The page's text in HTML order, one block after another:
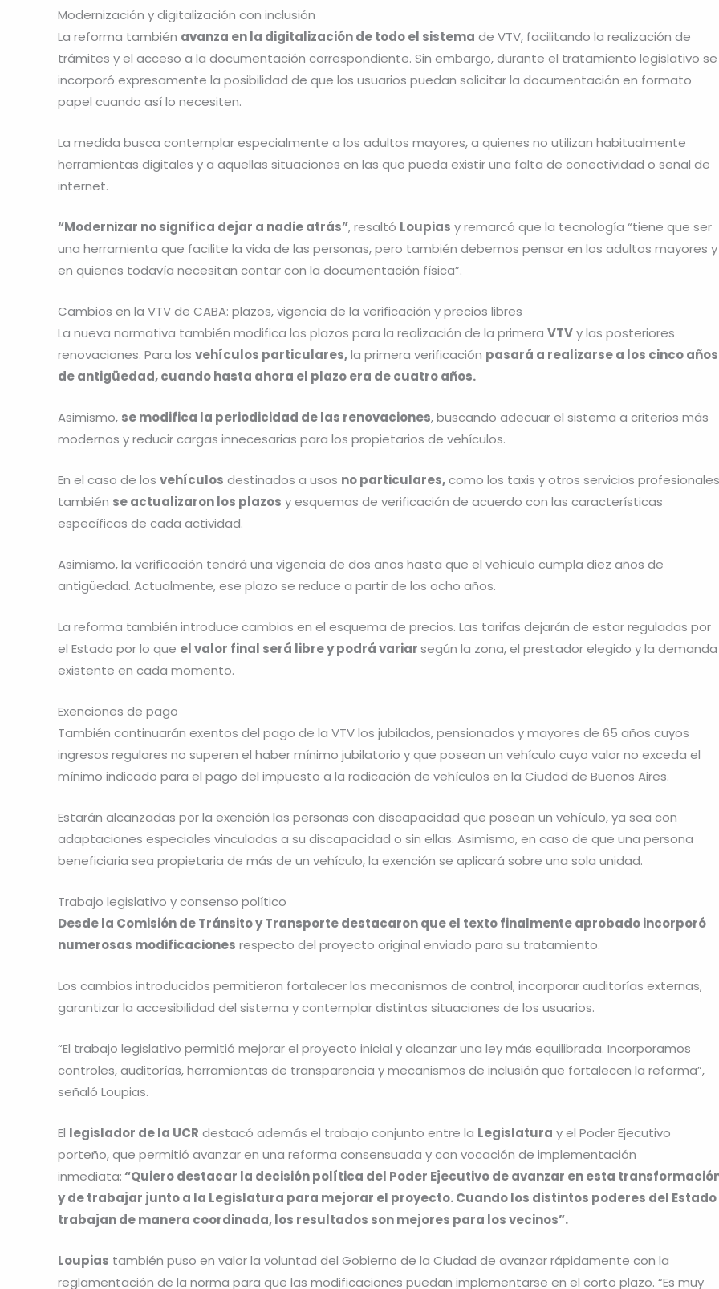
Modernización y digitalización con inclusión
La reforma también avanza en la digitalización de todo el sistema de VTV, facilitando la realización de
trámites y el acceso a la documentación correspondiente. Sin embargo, durante el tratamiento legislativo se
incorporó expresamente la posibilidad de que los usuarios puedan solicitar la documentación en formato
papel cuando así lo necesiten.
La medida busca contemplar especialmente a los adultos mayores, a quienes no utilizan habitualmente
herramientas digitales y a aquellas situaciones en las que pueda existir una falta de conectividad o señal de
internet.
“Modernizar no significa dejar a nadie atrás”, resaltó Loupias y remarcó que la tecnología “tiene que ser
una herramienta que facilite la vida de las personas, pero también debemos pensar en los adultos mayores y
en quienes todavía necesitan contar con la documentación física”.
Cambios en la VTV de CABA: plazos, vigencia de la verificación y precios libres
La nueva normativa también modifica los plazos para la realización de la primera VTVy las posteriores
renovaciones. Para los vehículos particulares,la primera verificación pasará a realizarse a los cinco años
de antigüedad, cuando hasta ahora el plazo era de cuatro años.
Asimismo, se modifica la periodicidad de las renovaciones, buscando adecuar el sistema a criterios más
modernos y reducir cargas innecesarias para los propietarios de vehículos.
En el caso de los vehículos destinados a usos no particulares,como los taxis y otros servicios
también se actualizaron los plazos y esquemas de verificación de acuerdo con las características
específicas de cada actividad.
Asimismo, la verificación tendrá una vigencia de dos años hasta que el vehículo cumpla diez años de
antigüedad. Actualmente, ese plazo se reduce a partir de los ocho años.
La reforma también introduce cambios en el esquema de precios. Las tarifas dejarán de estar reguladas por
el Estado por lo que el valor final será libre y podrá variarsegún la zona, el prestador elegido y la demanda
existente en cada momento.
Exenciones de pago
También continuarán exentos del pago de la VTV los jubilados, pensionados y mayores de 65 años cuyos
ingresos regulares no superen el haber mínimo jubilatorio y que posean un vehículo cuyo valor no exceda el
mínimo indicado para el pago del impuesto a la radicación de vehículos en la Ciudad de Buenos Aires.
Estarán alcanzadas por la exención las personas con discapacidad que posean un vehículo, ya sea con
adaptaciones especiales vinculadas a su discapacidad o sin ellas. Asimismo, en caso de que una persona
beneficiaria sea propietaria de más de un vehículo, la exención se aplicará sobre una sola unidad.
Trabajo legislativo y consenso político
Desde la Comisión de Tránsito y Transporte destacaron que el texto finalmente aprobado incorporó
numerosas modificaciones respecto del proyecto original enviado para su tratamiento.
Los cambios introducidos permitieron fortalecer los mecanismos de control, incorporar auditorías externas,
garantizar la accesibilidad del sistema y contemplar distintas situaciones de los usuarios.
“El trabajo legislativo permitió mejorar el proyecto inicial y alcanzar una ley más equilibrada. Incorporamos
controles, auditorías, herramientas de transparencia y mecanismos de inclusión que fortalecen la reforma”,
señaló Loupias.
El legislador de la UCR destacó además el trabajo conjunto entre la Legislatura y el Poder Ejecutivo
porteño, que permitió avanzar en una reforma consensuada y con vocación de implementación
inmediata:“Quiero destacar la decisión política del Poder Ejecutivo de avanzar en esta
y de trabajar junto a la Legislatura para mejorar el proyecto. Cuando los distintos poderes del Estado
trabajan de manera coordinada, los resultados son mejores para los vecinos”.
Loupias también puso en valor la voluntad del Gobierno de la Ciudad de avanzar rápidamente con la
reglamentación de la norma para que las modificaciones puedan implementarse en el corto plazo. “Es muy